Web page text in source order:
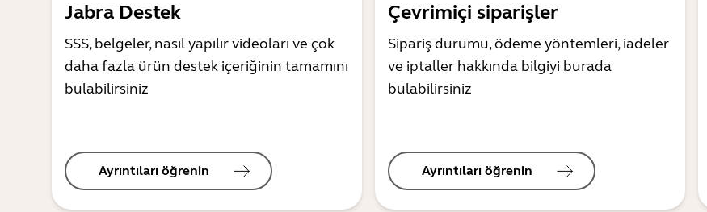
Jabra Destek
SSS, belgeler, nasıl yapılır videoları ve çok
daha fazla ürün destek içeriğinin tamamını
bulabilirsiniz
Ayrıntıları öğrenin
Çevrimiçi siparişler
Sipariş durumu, ödeme yöntemleri, iadeler
ve iptaller hakkında bilgiyi burada
bulabilirsiniz
Ayrıntıları öğrenin